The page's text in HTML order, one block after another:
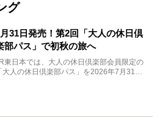
グ
31日発売！第2回「大人の休日倶
部パス」で初秋の旅へ
東日本では、大人の休日倶楽部会員限定の
「大人の休日倶楽部パス」を2026年7月31日